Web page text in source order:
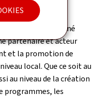
a accueilli les
et a souligné
partenaire et acteur
et la promotion de
local. Que ce soit au
au niveau de la création
programmes, les